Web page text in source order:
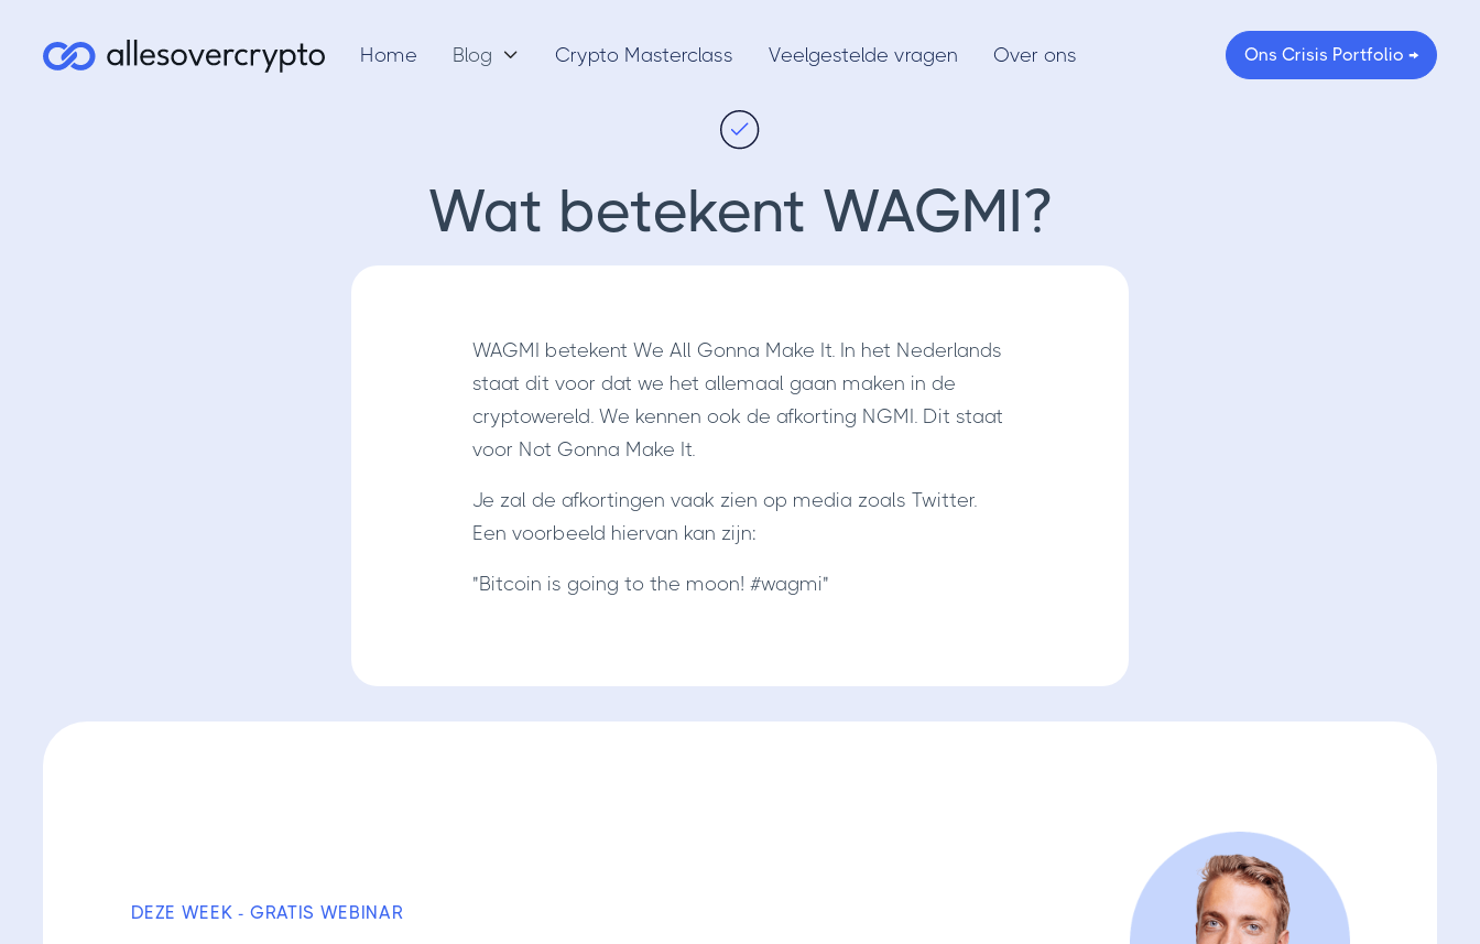
Home Blog  Crypto Masterclass Veelgestelde vragen Over ons Ons Crisis Portfolio →
Wat betekent WAGMI?
WAGMI betekent We All Gonna Make It. In het Nederlands
staat dit voor dat we het allemaal gaan maken in de
cryptowereld. We kennen ook de afkorting NGMI. Dit staat
voor Not Gonna Make It.
Je zal de afkortingen vaak zien op media zoals Twitter.
Een voorbeeld hiervan kan zijn:
"Bitcoin is going to the moon! #wagmi"
DEZE WEEK - GRATIS WEBINAR